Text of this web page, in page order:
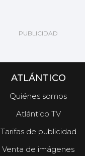
ATLÁNTICO
Quiénes somos
Atlántico TV
Tarifas de publicidad
Venta de imágenes